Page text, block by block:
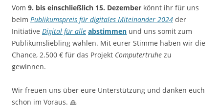
Vom 9. bis einschließlich 15. Dezember könnt ihr für uns
beim Publikumspreis für digitales Miteinander 2024 der
Initiative Digital für alle abstimmen und uns somit zum
Publikumsliebling wählen. Mit eurer Stimme haben wir die
Chance, 2.500 € für das Projekt Computertruhe zu
gewinnen.
Wir freuen uns über eure Unterstützung und danken euch
schon im Voraus. 🙏